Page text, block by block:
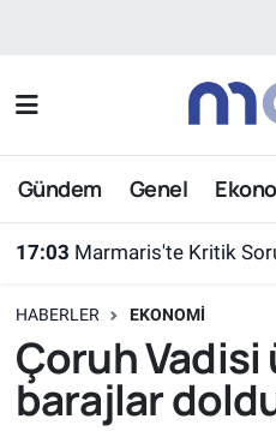
Gündem Genel
17:03 Marmaris'te Kritik Soruşturma:
HABERLER EKONOMI
Çoruh
barajlar
Nöbetçi Eczaneler
Hava Durumu
Süper Lig Puan
Tüm Manşetler